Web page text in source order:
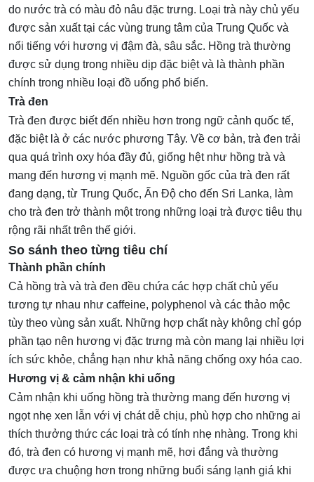
do nước trà có màu đỏ nâu đặc trưng. Loại trà này chủ yếu
được sản xuất tại các vùng trung tâm của Trung Quốc và
nổi tiếng với hương vị đậm đà, sâu sắc. Hồng trà thường
được sử dụng trong nhiều dịp đặc biệt và là thành phần
chính trong nhiều loại đồ uống phổ biến.
Trà đen
Trà đen được biết đến nhiều hơn trong ngữ cảnh quốc tế,
đặc biệt là ở các nước phương Tây. Về cơ bản, trà đen trải
qua quá trình oxy hóa đầy đủ, giống hệt như hồng trà và
mang đến hương vị mạnh mẽ. Nguồn gốc của trà đen rất
đang dạng, từ Trung Quốc, Ấn Độ cho đến Sri Lanka, làm
cho trà đen trở thành một trong những loại trà được tiêu thụ
rộng rãi nhất trên thế giới.
So sánh theo từng tiêu chí
Thành phần chính
Cả hồng trà và trà đen đều chứa các hợp chất chủ yếu
tương tự nhau như caffeine, polyphenol và các thảo mộc
tùy theo vùng sản xuất. Những hợp chất này không chỉ góp
phần tạo nên hương vị đặc trưng mà còn mang lại nhiều lợi
ích sức khỏe, chẳng hạn như khả năng chống oxy hóa cao.
Hương vị & cảm nhận khi uống
Cảm nhận khi uống hồng trà thường mang đến hương vị
ngọt nhẹ xen lẫn với vị chát dễ chịu, phù hợp cho những ai
thích thưởng thức các loại trà có tính nhẹ nhàng. Trong khi
đó, trà đen có hương vị mạnh mẽ, hơi đắng và thường
được ưa chuộng hơn trong những buổi sáng lạnh giá khi